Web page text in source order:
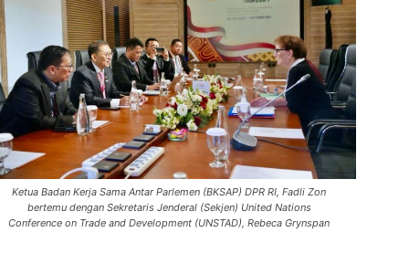
Ketua Badan Kerja Sama Antar Parlemen (BKSAP) DPR RI, Fadli Zon
bertemu dengan Sekretaris Jenderal (Sekjen) United Nations
Conference on Trade and Development (UNSTAD), Rebeca Grynspan